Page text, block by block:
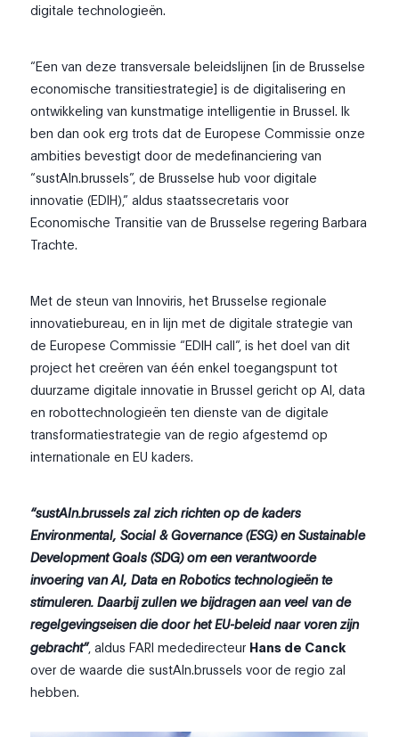
digitale technologieën.
“Een van deze transversale beleidslijnen [in de Brusselse
economische transitiestrategie] is de digitalisering en
ontwikkeling van kunstmatige intelligentie in Brussel. Ik
ben dan ook erg trots dat de Europese Commissie onze
ambities bevestigt door de medefinanciering van
“sustAIn.brussels”, de Brusselse hub voor digitale
innovatie (EDIH),” aldus staatssecretaris voor
Economische Transitie van de Brusselse regering Barbara
Trachte.
Met de steun van Innoviris, het Brusselse regionale
innovatiebureau, en in lijn met de digitale strategie van
de Europese Commissie “EDIH call”, is het doel van dit
project het creëren van één enkel toegangspunt tot
duurzame digitale innovatie in Brussel gericht op AI, data
en robottechnologieën ten dienste van de digitale
transformatiestrategie van de regio afgestemd op
internationale en EU kaders.
“sustAIn.brussels zal zich richten op de kaders
Environmental, Social & Governance (ESG) en Sustainable
Development Goals (SDG) om een verantwoorde
invoering van AI, Data en Robotics technologieën te
stimuleren. Daarbij zullen we bijdragen aan veel van de
regelgevingseisen die door het EU-beleid naar voren zijn
gebracht”, aldus FARI mededirecteur Hans de Canck
over de waarde die sustAIn.brussels voor de regio zal
hebben.